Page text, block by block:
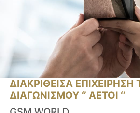
ΔΙΑΚΡΙΘΕΙΣΑ ΕΠΙΧΕΙΡΗΣΗ
ΔΙΑΓΩΝΙΣΜΟΥ ‘’ ΑΕΤΟΙ ‘’